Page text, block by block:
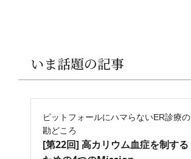
いま話題の記事
ピットフォールにハマらないER診療の
勘どころ
[第22回] 高カリウム血症を制する